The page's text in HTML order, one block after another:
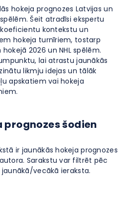
hokeja prognozes Latvijas un
Šeit atradīsi ekspertu
kontekstu un
hokeja turnīriem, tostarp
2026 un NHL spēlēm.
lai atrastu jaunākās
likmju idejas un tālāk
apskatiem vai hokeja
šodien
ir jaunākās hokeja prognozes
Sarakstu var filtrēt pēc
vecākā ieraksta.